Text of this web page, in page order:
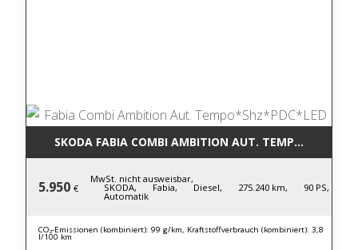
SKODA FABIA COMBI AMBITION AUT.
5.950 €
MwSt. nicht ausweisbar,
SKODA, Fabia, Diesel, 275.240 km, 90 PS,
Automatik
CO₂-Emissionen (kombiniert): 99 g/km, Kraftstoffverbrauch (kombiniert): 3,8
l/100 km